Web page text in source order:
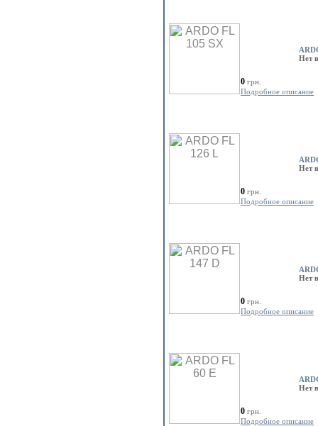
Нет
0 грн.
Подробное описание
Нет
0 грн.
Подробное описание
Нет
0 грн.
Подробное описание
Нет
0 грн.
Подробное описание